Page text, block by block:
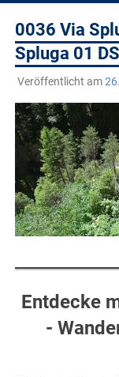
0036 Via
Spluga 01
Veröffentlicht am
Entdecke
-